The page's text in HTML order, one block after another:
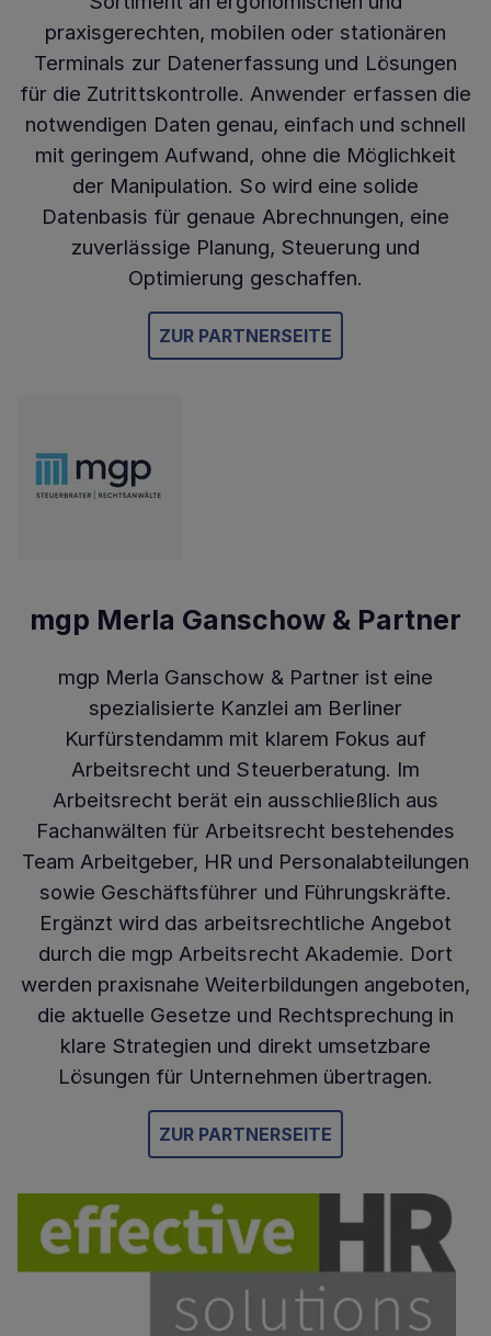
praxisgerechten, mobilen oder stationären
Terminals zur Datenerfassung und Lösungen
für die Zutrittskontrolle. Anwender erfassen die
notwendigen Daten genau, einfach und schnell
mit geringem Aufwand, ohne die Möglichkeit
der Manipulation. So wird eine solide
Datenbasis für genaue Abrechnungen, eine
zuverlässige Planung, Steuerung und
Optimierung geschaffen.
ZUR PARTNERSEITE
mgp Merla Ganschow & Partner
mgp Merla Ganschow & Partner ist eine
spezialisierte Kanzlei am Berliner
Kurfürstendamm mit klarem Fokus auf
Arbeitsrecht und Steuerberatung. Im
Arbeitsrecht berät ein ausschließlich aus
Fachanwälten für Arbeitsrecht bestehendes
Team Arbeitgeber, HR und Personalabteilungen
sowie Geschäftsführer und Führungskräfte.
Ergänzt wird das arbeitsrechtliche Angebot
durch die mgp Arbeitsrecht Akademie. Dort
werden praxisnahe Weiterbildungen angeboten,
die aktuelle Gesetze und Rechtsprechung in
klare Strategien und direkt umsetzbare
Lösungen für Unternehmen übertragen.
ZUR PARTNERSEITE